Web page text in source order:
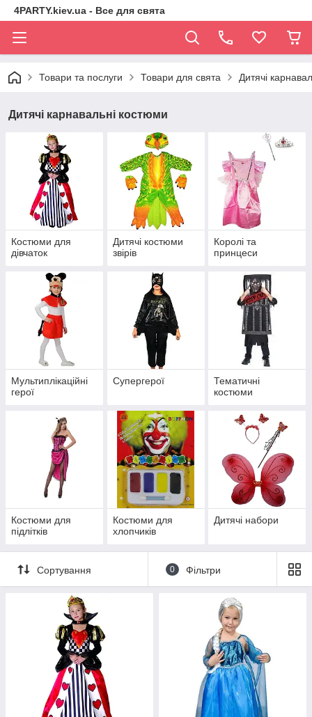
4PARTY.kiev.ua - Все для свята
Товари та послуги Товари для свята Дитячі
Дитячі карнавальні костюми
Костюми для
дівчаток
Дитячі костюми
звірів
Королі та
принцеси
Мультиплікаційні
герої
Супергерої
Тематичні
костюми
Костюми для
підлітків
Костюми для
хлопчиків
Дитячі набори
Сортування 0 Фільтри